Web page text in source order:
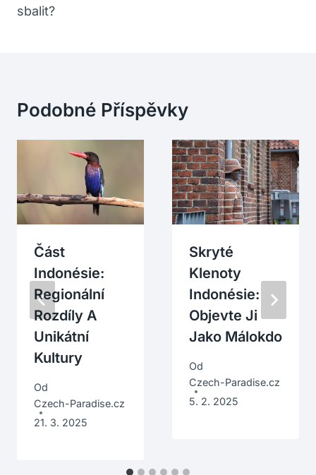
sbalit?
Podobné Příspěvky
Část
Indonésie:
Regionální
Rozdíly A
Unikátní
Kultury
Od
Czech-Paradise.cz
21. 3. 2025
Skryté
Klenoty
Indonésie:
Objevte Ji
Jako Málokdo
Od
Czech-Paradise.cz
5. 2. 2025